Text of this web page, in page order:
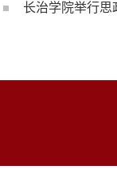
长治学院举行思